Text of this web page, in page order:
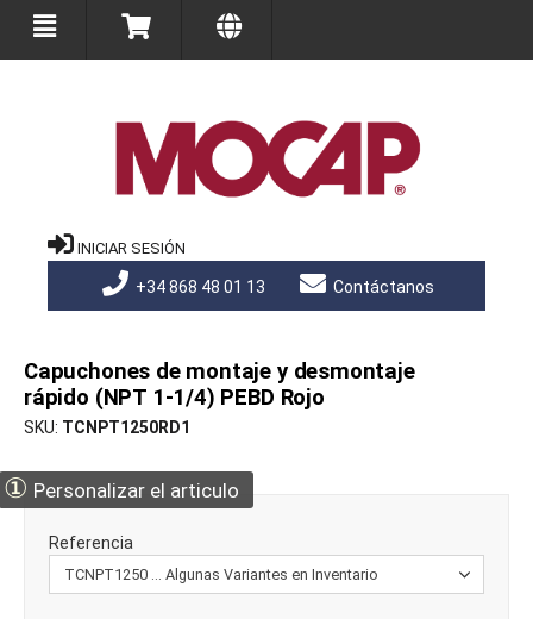
INICIAR SESIÓN
+34 868 48 01 13 Contáctanos
Capuchones de montaje y desmontaje
rápido (NPT 1-1/4) PEBD Rojo
SKU TCNPT1250RD1
① Personalizar el articulo
Referencia